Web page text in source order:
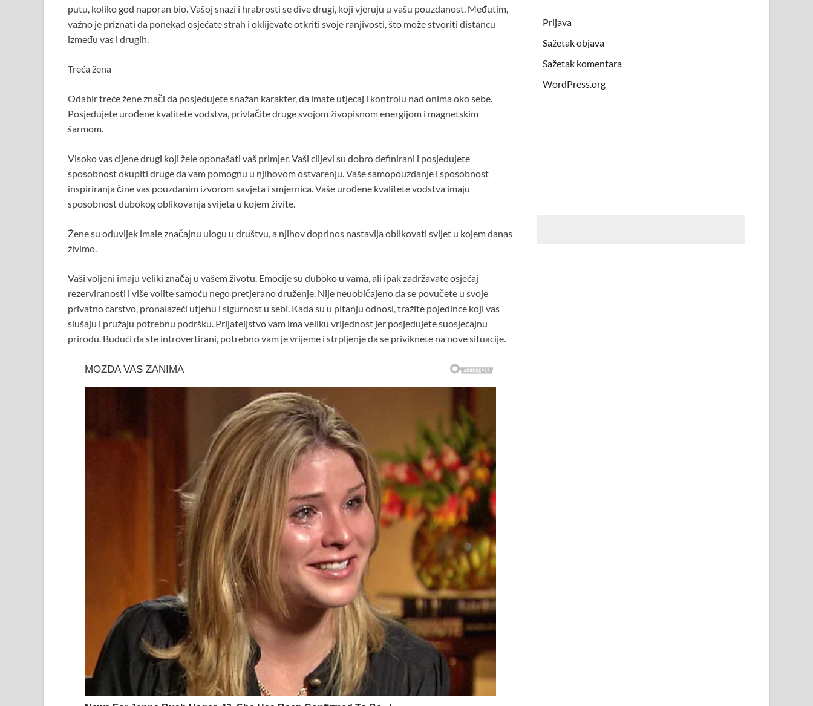
putu, koliko god naporan bio. Vašoj snazi ​​i hrabrosti se dive drugi, koji vjeruju u vašu pouzdanost. Međutim,
važno je priznati da ponekad osjećate strah i oklijevate otkriti svoje ranjivosti, što može stvoriti distancu
između vas i drugih.
Treća žena
Odabir treće žene znači da posjedujete snažan karakter, da imate utjecaj i kontrolu nad onima oko sebe.
Posjedujete urođene kvalitete vodstva, privlačite druge svojom živopisnom energijom i magnetskim
šarmom.
Visoko vas cijene drugi koji žele oponašati vaš primjer. Vaši ciljevi su dobro definirani i posjedujete
sposobnost okupiti druge da vam pomognu u njihovom ostvarenju. Vaše samopouzdanje i sposobnost
inspiriranja čine vas pouzdanim izvorom savjeta i smjernica. Vaše urođene kvalitete vodstva imaju
sposobnost dubokog oblikovanja svijeta u kojem živite.
Žene su oduvijek imale značajnu ulogu u društvu, a njihov doprinos nastavlja oblikovati svijet u kojem danas
živimo.
Vaši voljeni imaju veliki značaj u vašem životu. Emocije su duboko u vama, ali ipak zadržavate osjećaj
rezerviranosti i više volite samoću nego pretjerano druženje. Nije neuobičajeno da se povučete u svoje
privatno carstvo, pronalazeći utjehu i sigurnost u sebi. Kada su u pitanju odnosi, tražite pojedince koji vas
slušaju i pružaju potrebnu podršku. Prijateljstvo vam ima veliku vrijednost jer posjedujete suosjećajnu
prirodu. Budući da ste introvertirani, potrebno vam je vrijeme i strpljenje da se priviknete na nove situacije.
Prijava
Sažetak objava
Sažetak komentara
WordPress.org